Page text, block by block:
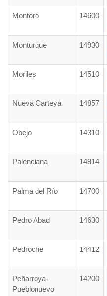
Montoro 14600
Monturque 14930
Moriles 14510
Nueva Carteya 14857
Obejo 14310
Palenciana 14914
Palma del Río 14700
Pedro Abad 14630
Pedroche 14412
Peñarroya-
Pueblonuevo
14200